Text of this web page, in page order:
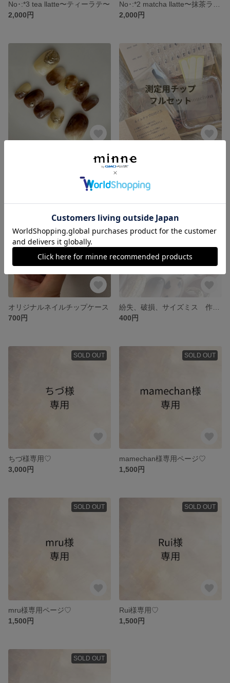
No･:*3 tea llatte〜ティーラテ〜
2,000円
2,000円
No･:*1 caffè e llatte〜カフェラテ〜
計測用チップフルセット
2,000円
オリジナルネイルチップケース
700円
400円
SOLD OUT
ちづ様専用♡
3,000円
SOLD OUT
mamechan様専用ページ♡
1,500円
SOLD OUT
mru様専用ページ♡
1,500円
SOLD OUT
Rui様専用♡
1,500円
SOLD OUT